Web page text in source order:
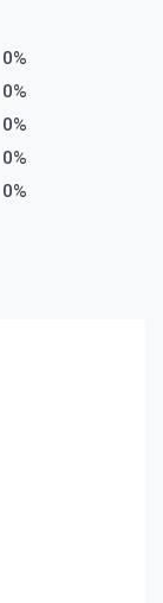
0%
0%
0%
0%
0%